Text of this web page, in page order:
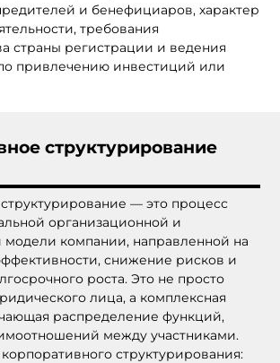
и бенефициаров, характер
требования
страны регистрации и ведения
привлечению инвестиций или
структурирование
— это процесс
организационной и
модели компании, направленной на
снижение рисков и
роста. Это не просто
лица, а комплексная
распределение функций,
между участниками.
структурирования: